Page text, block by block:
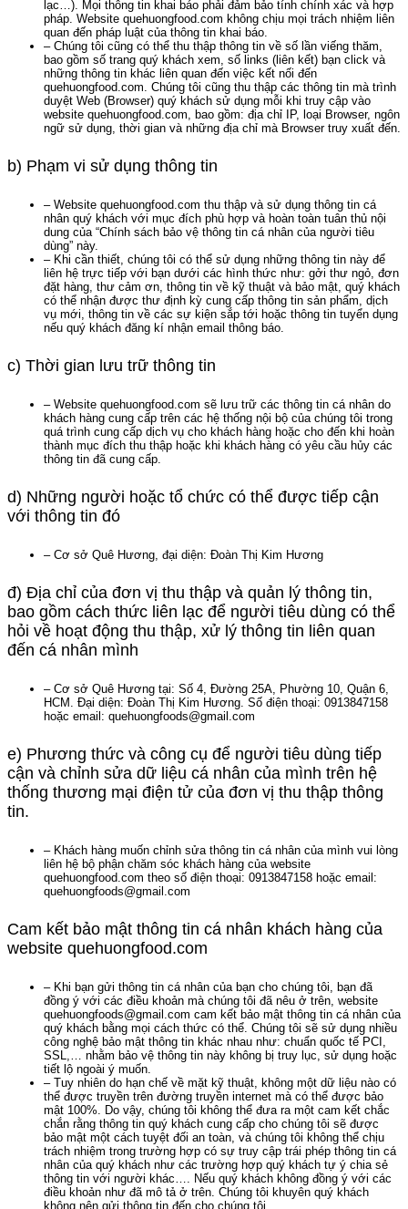
lạc…). Mọi thông tin khai báo phải đảm bảo tính chính xác và hợp
pháp. Website quehuongfood.com không chịu mọi trách nhiệm liên
quan đến pháp luật của thông tin khai báo.
– Chúng tôi cũng có thể thu thập thông tin về số lần viếng thăm,
bao gồm số trang quý khách xem, số links (liên kết) bạn click và
những thông tin khác liên quan đến việc kết nối đến
quehuongfood.com. Chúng tôi cũng thu thập các thông tin mà trình
duyệt Web (Browser) quý khách sử dụng mỗi khi truy cập vào
website quehuongfood.com, bao gồm: địa chỉ IP, loại Browser, ngôn
ngữ sử dụng, thời gian và những địa chỉ mà Browser truy xuất đến.
b) Phạm vi sử dụng thông tin
– Website quehuongfood.com thu thập và sử dụng thông tin cá
nhân quý khách với mục đích phù hợp và hoàn toàn tuân thủ nội
dung của “Chính sách bảo vệ thông tin cá nhân của người tiêu
dùng” này.
– Khi cần thiết, chúng tôi có thể sử dụng những thông tin này để
liên hệ trực tiếp với bạn dưới các hình thức như: gởi thư ngỏ, đơn
đặt hàng, thư cảm ơn, thông tin về kỹ thuật và bảo mật, quý khách
có thể nhận được thư định kỳ cung cấp thông tin sản phẩm, dịch
vụ mới, thông tin về các sự kiện sắp tới hoặc thông tin tuyển dụng
nếu quý khách đăng kí nhận email thông báo.
c) Thời gian lưu trữ thông tin
– Website quehuongfood.com sẽ lưu trữ các thông tin cá nhân do
khách hàng cung cấp trên các hệ thống nội bộ của chúng tôi trong
quá trình cung cấp dịch vụ cho khách hàng hoặc cho đến khi hoàn
thành mục đích thu thập hoặc khi khách hàng có yêu cầu hủy các
thông tin đã cung cấp.
d) Những người hoặc tổ chức có thể được tiếp cận
với thông tin đó
– Cơ sở Quê Hương, đại diện: Đoàn Thị Kim Hương
đ) Địa chỉ của đơn vị thu thập và quản lý thông tin,
bao gồm cách thức liên lạc để người tiêu dùng có thể
hỏi về hoạt động thu thập, xử lý thông tin liên quan
đến cá nhân mình
– Cơ sở Quê Hương tại: Số 4, Đường 25A, Phường 10, Quận 6,
HCM. Đại diện: Đoàn Thị Kim Hương. Số điện thoại: 0913847158
hoặc email: quehuongfoods@gmail.com
e) Phương thức và công cụ để người tiêu dùng tiếp
cận và chỉnh sửa dữ liệu cá nhân của mình trên hệ
thống thương mại điện tử của đơn vị thu thập thông
tin.
– Khách hàng muốn chỉnh sửa thông tin cá nhân của mình vui lòng
liên hệ bộ phận chăm sóc khách hàng của website
quehuongfood.com theo số điện thoại: 0913847158 hoặc email:
quehuongfoods@gmail.com
Cam kết bảo mật thông tin cá nhân khách hàng của
website quehuongfood.com
– Khi bạn gửi thông tin cá nhân của bạn cho chúng tôi, bạn đã
đồng ý với các điều khoản mà chúng tôi đã nêu ở trên, website
quehuongfoods@gmail.com cam kết bảo mật thông tin cá nhân của
quý khách bằng mọi cách thức có thể. Chúng tôi sẽ sử dụng nhiều
công nghệ bảo mật thông tin khác nhau như: chuẩn quốc tế PCI,
SSL,… nhằm bảo vệ thông tin này không bị truy lục, sử dụng hoặc
tiết lộ ngoài ý muốn.
– Tuy nhiên do hạn chế về mặt kỹ thuật, không một dữ liệu nào có
thể được truyền trên đường truyền internet mà có thể được bảo
mật 100%. Do vậy, chúng tôi không thể đưa ra một cam kết chắc
chắn rằng thông tin quý khách cung cấp cho chúng tôi sẽ được
bảo mật một cách tuyệt đối an toàn, và chúng tôi không thể chịu
trách nhiệm trong trường hợp có sự truy cập trái phép thông tin cá
nhân của quý khách như các trường hợp quý khách tự ý chia sẻ
thông tin với người khác…. Nếu quý khách không đồng ý với các
điều khoản như đã mô tả ở trên. Chúng tôi khuyên quý khách
không nên gửi thông tin đến cho chúng tôi.